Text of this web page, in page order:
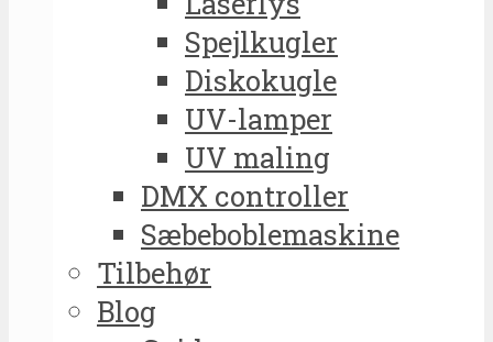
Spejlkugler
Diskokugle
UV-lamper
UV maling
DMX controller
Sæbeboblemaskine
Tilbehør
Blog